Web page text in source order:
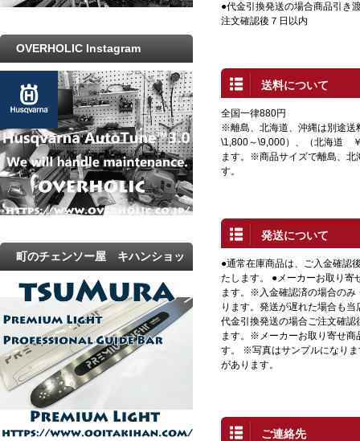
●代金引換発送の場合商品引き
注文確認後７日以内
送料について
全国一律880円
※離島、北海道、沖縄は別途送
\1,800～\9,000）、（北海道
ます。※商品サイズで離島、北
す。
発送について
●通常在庫商品は、ご入金確認
たします。 ●メーカーお取り寄
ます。※入金確認済の場合の
ります。発送が遅れた場合も
代金引換発送の場合ご注文確
ます。※メーカーお取り寄せ商
す。 ※写真はサンプルになり
があります。
ご連絡先
OVERHOLIC Instagram
町のチェンソー屋 キハンショッ
プ